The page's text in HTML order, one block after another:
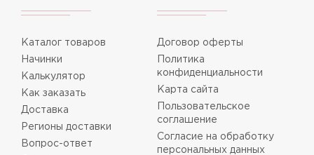
Каталог товаров
Начинки
Калькулятор
Как заказать
Доставка
Регионы доставки
Вопрос-ответ
Договор оферты
Политика
конфиденциальности
Карта сайта
Пользовательское
соглашение
Согласие на обработку
персональных данных